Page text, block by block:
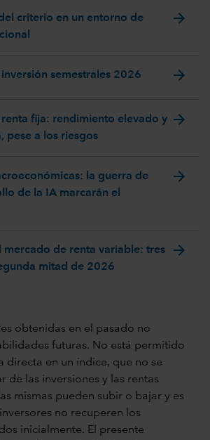
criterio en un entorno de
arrow_forward
inversión semestrales 2026 arrow_forward
renta fija: rendimiento elevado y
pese a los riesgos
arrow_forward
la guerra de
de la IA marcarán el
arrow_forward
mercado de renta variable: tres
mitad de 2026
arrow_forward
obtenidas en el pasado no
futuras. No está permitido
directa en un índice, que no se
de las inversiones y las rentas
mismas pueden subir o bajar y es
no recuperen los
inicialmente. El presente